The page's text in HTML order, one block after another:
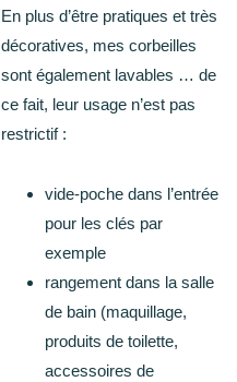
En plus d’être pratiques et très
décoratives, mes corbeilles
sont également lavables … de
ce fait, leur usage n’est pas
restrictif :
vide-poche dans l’entrée
pour les clés par
exemple
rangement dans la salle
de bain (maquillage,
produits de toilette,
accessoires de